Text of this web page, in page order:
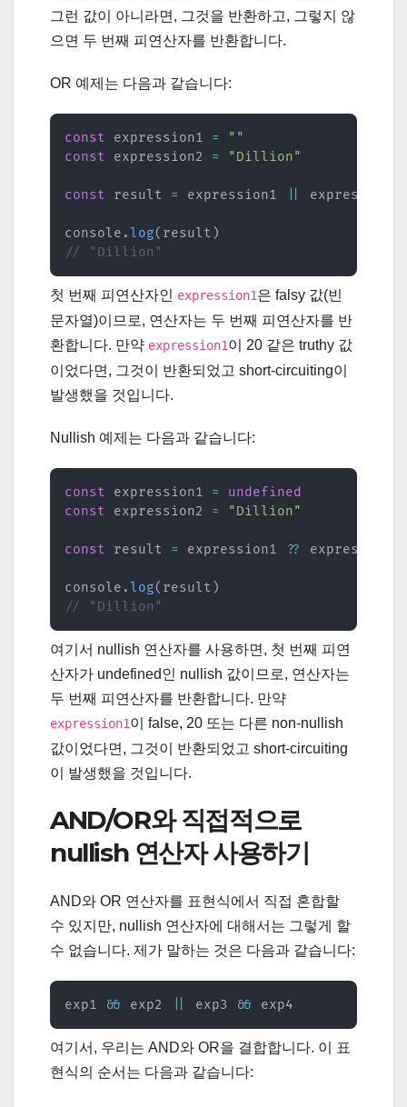
그런 값이 아니라면, 그것을 반환하고, 그렇지 않
으면 두 번째 피연산자를 반환합니다.
OR 예제는 다음과 같습니다:
const expression1 =
""
const expression2 = "Dillion"
const result = expression1 expression2
console .log( result )
// "Dillion"
첫 번째 피연산자인 expression1은 falsy 값(빈
문자열)이므로, 연산자는 두 번째 피연산자를 반
환합니다. 만약 expression1이 20 같은 truthy 값
이었다면, 그것이 반환되었고 short-circuiting이
발생했을 것입니다.
Nullish 예제는 다음과 같습니다:
const expression1 =
undefined
const expression2 = "Dillion"
const result = expression1 ?? expression2
console .log( result )
// "Dillion"
여기서 nullish 연산자를 사용하면, 첫 번째 피연
산자가 undefined인 nullish 값이므로, 연산자는
두 번째 피연산자를 반환합니다. 만약
expression1이 false, 20 또는 다른 non-nullish
값이었다면, 그것이 반환되었고 short-circuiting
이 발생했을 것입니다.
AND/OR와 직접적으로
nullish 연산자 사용하기
AND와 OR 연산자를 표현식에서 직접 혼합할
수 있지만, nullish 연산자에 대해서는 그렇게 할
수 없습니다. 제가 말하는 것은 다음과 같습니다:
exp1 && exp2 exp3 && exp4
여기서, 우리는 AND와 OR을 결합합니다. 이 표
현식의 순서는 다음과 같습니다: